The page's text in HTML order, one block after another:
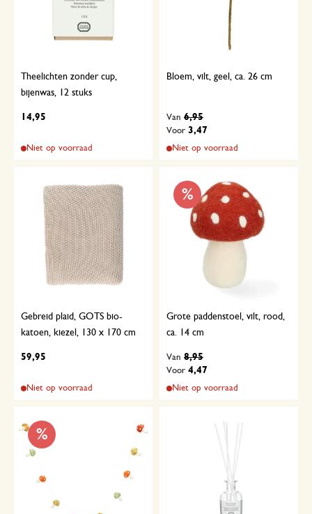
Theelichten zonder cup,
bijenwas, 12 stuks
14,95
Niet op voorraad
Bloem, vilt, geel, ca. 26 cm
Voor 3,47
Van 6,95
Niet op voorraad
Gebreid plaid, GOTS bio-
katoen, kiezel, 130 x 170 cm
59,95
Niet op voorraad
%
Grote paddenstoel, vilt, rood,
ca. 14 cm
Voor 4,47
Van 8,95
Niet op voorraad
%